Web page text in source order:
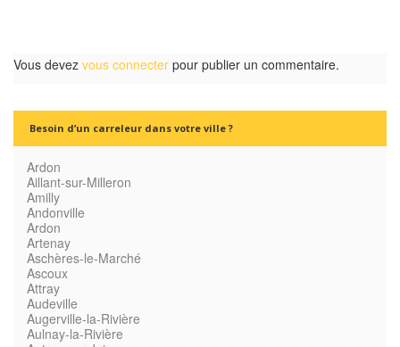
Vous devez vous connecter pour publier un commentaire.
Besoin d’un carreleur dans votre ville ?
Ardon
Aillant-sur-Milleron
Amilly
Andonville
Ardon
Artenay
Aschères-le-Marché
Ascoux
Attray
Audeville
Augerville-la-Rivière
Aulnay-la-Rivière